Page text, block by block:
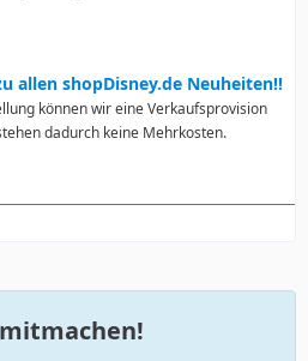
allen shopDisney.de Neuheiten!!
können wir eine Verkaufsprovision
dadurch keine Mehrkosten.